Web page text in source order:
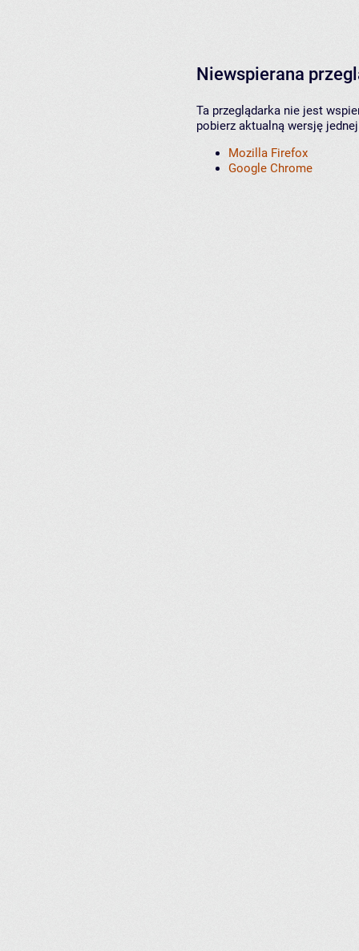
Niewspierana
Ta przeglądarka nie jest
pobierz aktualną wersję
Mozilla Firefox
Google Chrome